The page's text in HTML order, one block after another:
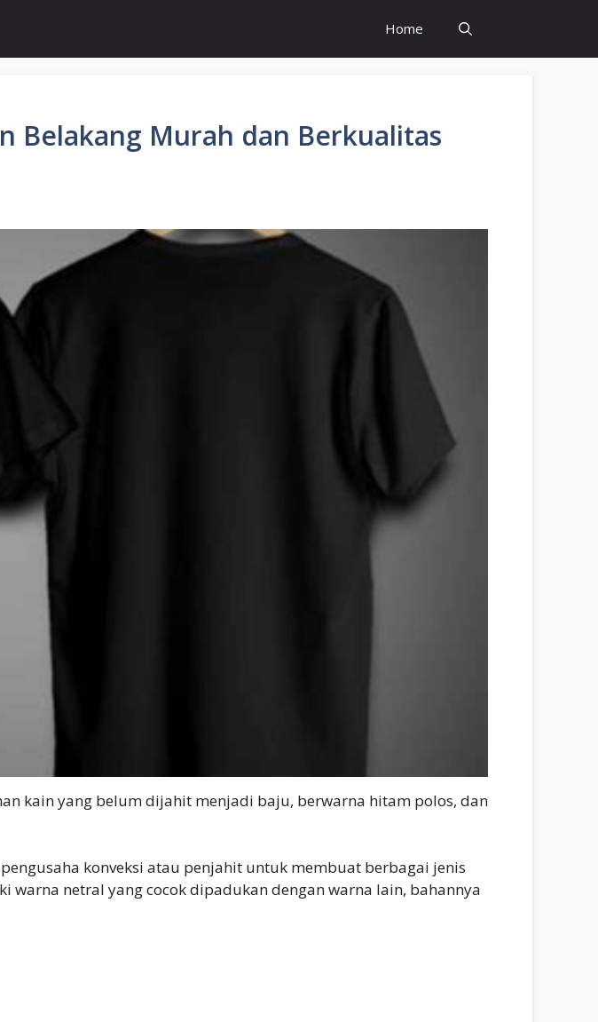
Home
Belakang Murah dan Berkualitas
kain yang belum dijahit menjadi baju, berwarna hitam polos, dan
konveksi atau penjahit untuk membuat berbagai jenis
netral yang cocok dipadukan dengan warna lain, bahannya